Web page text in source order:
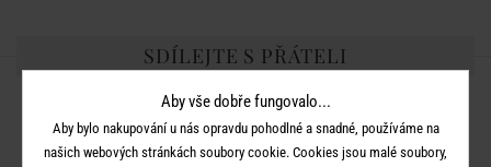
SDÍLEJTE S PŘÁTELI
Aby vše dobře fungovalo...
Aby bylo nakupování u nás opravdu pohodlné a snadné, používáme na
našich webových stránkách soubory cookie. Cookies jsou malé soubory,